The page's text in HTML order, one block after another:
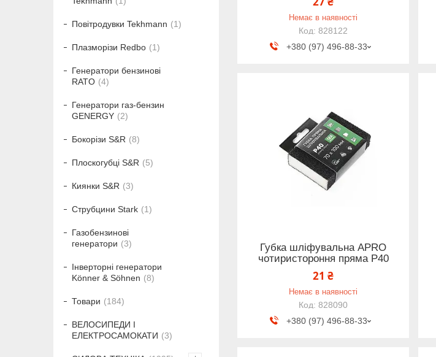
Немає в наявності
828122
+380 (97) 496-88-33
Губка шліфувальна APRO
чотиристороння пряма P40
21 ₴
Немає в наявності
828090
+380 (97) 496-88-33
Повітродувки Tekhmann 1
Плазморізи Redbo 1
Генератори бензинові
RATO
4
Генератори газ-бензин
GENERGY
2
Бокорізи S&R 8
Плоскогубці S&R 5
Киянки S&R 3
Струбцини Stark 1
Газобензинові
генератори
3
Інверторні генератори
Könner & Söhnen
8
Товари 184
ВЕЛОСИПЕДИ І
ЕЛЕКТРОСАМОКАТИ
3